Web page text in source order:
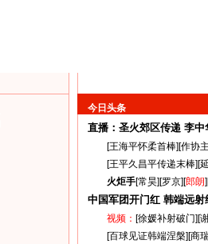
今日头条
直播：圣火郊区传递 李中
[王海平怀柔首棒][作协
[王平久昌平传递末棒][
火炬手[常昊][罗京][郎朗
中国军团开门红 韩端远射
视频： [徐媛补射破门][
[百球见证韩端涅槃][商